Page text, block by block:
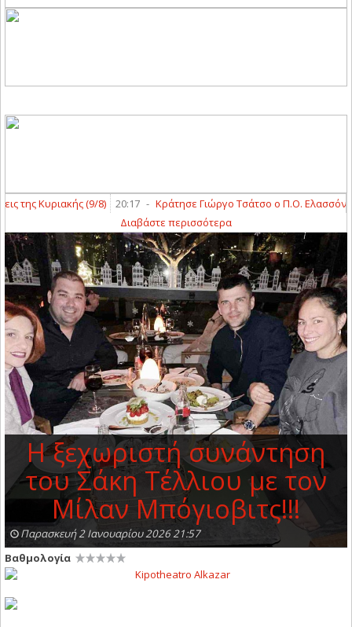
(9/8) 20:17 - Κράτησε Γιώργο Τσάτσο ο Π.Ο. Ελασσόνας
20:06
Διαβάστε περισσότερα
Η ξεχωριστή συνάντηση
του Σάκη Τέλλιου με τον
Μίλαν Μπόγιοβιτς!!!
Παρασκευή 2 Ιανουαρίου 2026 21:57
Βαθμολογία